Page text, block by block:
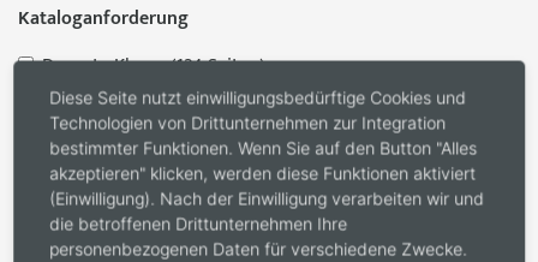
Kataloganforderung
Decenta Klasse (124 Seiten)
Accenta Klasse (160 Seiten)
Ecodora Line-Katalog (44 Seiten)
Nachricht*
Diese Seite nutzt einwilligungsbedürftige Cookies und
Technologien von Drittunternehmen zur Integration
bestimmter Funktionen. Wenn Sie auf den Button "Alles
akzeptieren" klicken, werden diese Funktionen aktiviert
(Einwilligung). Nach der Einwilligung verarbeiten wir und
die betroffenen Drittunternehmen Ihre
personenbezogenen Daten für verschiedene Zwecke.